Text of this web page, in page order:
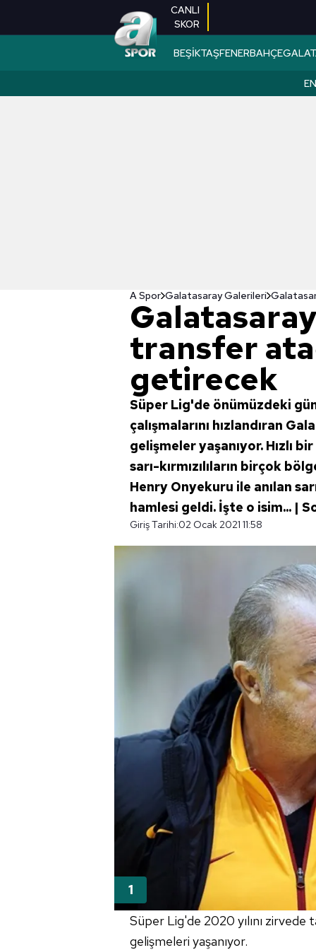
CANLI
SKOR
BEŞİKTAŞFENERBAHÇE
A Spor Galatasaray Galerileri
transfer
getirecek
Süper Lig'de önümüzdeki
çalışmalarını hızlandıran
gelişmeler yaşanıyor. Hızlı
sarı-kırmızılıların birçok
Henry Onyekuru ile anılan
hamlesi geldi. İşte o isim... |
Giriş Tarihi:02 Ocak 2021 11:58
Süper Lig'de 2020 yılını zirvede
gelişmeleri yaşanıyor.